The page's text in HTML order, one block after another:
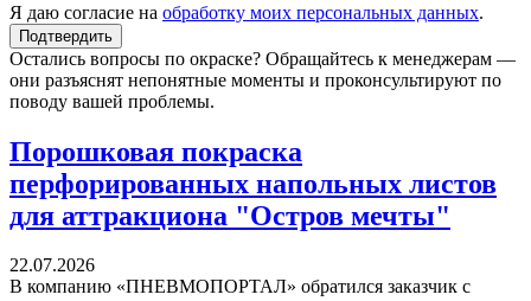
Я даю согласие на обработку моих персональных данных.
Остались вопросы по окраске? Обращайтесь к менеджерам —
они разъяснят непонятные моменты и проконсультируют по
поводу вашей проблемы.
Порошковая покраска
перфорированных напольных листов
для аттракциона "Остров мечты"
22.07.2026
В компанию «ПНЕВМОПОРТАЛ» обратился заказчик с